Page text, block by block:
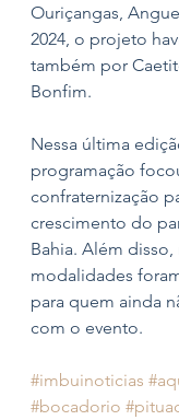
Ouriçangas,
2024, o projeto
também por
Bonfim.
Nessa última
programação
confraternização
crescimento do
Bahia. Além disso,
modalidades
para quem ainda
com o evento.
#imbuinoticias
#bocadorio